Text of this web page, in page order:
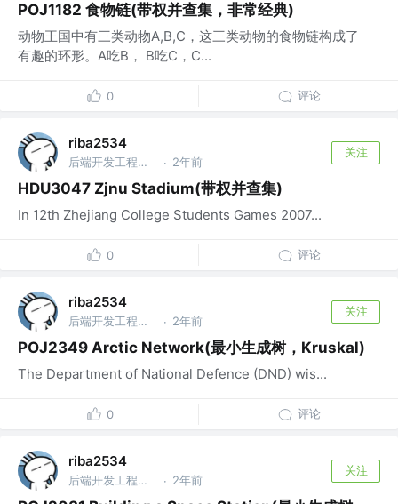
POJ1182 食物链(带权并查集，非常经典)
动物王国中有三类动物A,B,C，这三类动物的食物链构成了
有趣的环形。A吃B， B吃C，C...
0 评论
riba2534
后端开发工程师 @字节跳动 · 2年前
关注
HDU3047 Zjnu Stadium(带权并查集)
In 12th Zhejiang College Students Games 2007...
0 评论
riba2534
后端开发工程师 @字节跳动 · 2年前
关注
POJ2349 Arctic Network(最小生成树，Kruskal)
The Department of National Defence (DND) wis...
0 评论
riba2534
后端开发工程师 @字节跳动 · 2年前
关注